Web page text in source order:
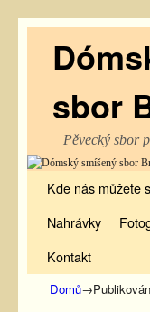
sbor
Pěvecký sbor
Přeskočit na
Přeskočit na
Kde nás můžete
Nahrávky
Kontakt
Domů